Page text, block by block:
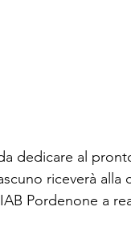
dedicare al
riceverà alla
Pordenone a